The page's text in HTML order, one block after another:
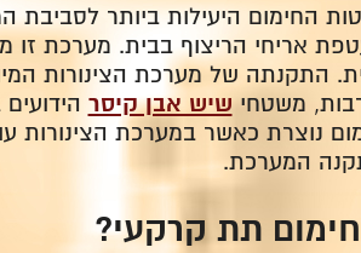
החימום היעילות ביותר לסביבת
אריחי הריצוף בבית. מערכת זו
התקנתה של מערכת הצינורות
משטחי שיש אבן קיסר
נוצרת כאשר במערכת
המערכת.
תת קרקעי?